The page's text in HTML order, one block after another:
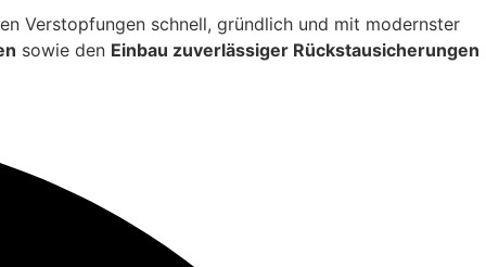
Verstopfungen schnell, gründlich und mit modernster
sowie den Einbau zuverlässiger Rückstausicherungen